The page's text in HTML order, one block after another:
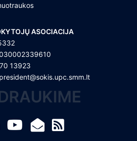
ASOCIACIJA
13923
president@sokis.upc.smm.lt